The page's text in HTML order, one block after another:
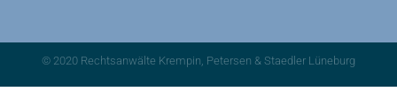
© 2020 Rechtsanwälte Krempin, Petersen & Staedler Lüneburg